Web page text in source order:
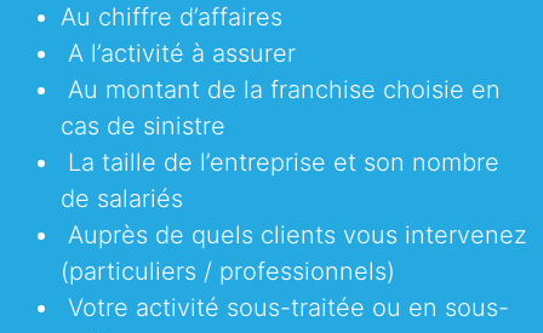
Au chiffre d’affaires
A l’activité à assurer
Au montant de la franchise choisie en
cas de sinistre
La taille de l’entreprise et son nombre
de salariés
Auprès de quels clients vous intervenez
(particuliers / professionnels)
Votre activité sous-traitée ou en sous-